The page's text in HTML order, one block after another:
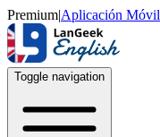
Premium|Aplicación Móvil
Toggle navigation